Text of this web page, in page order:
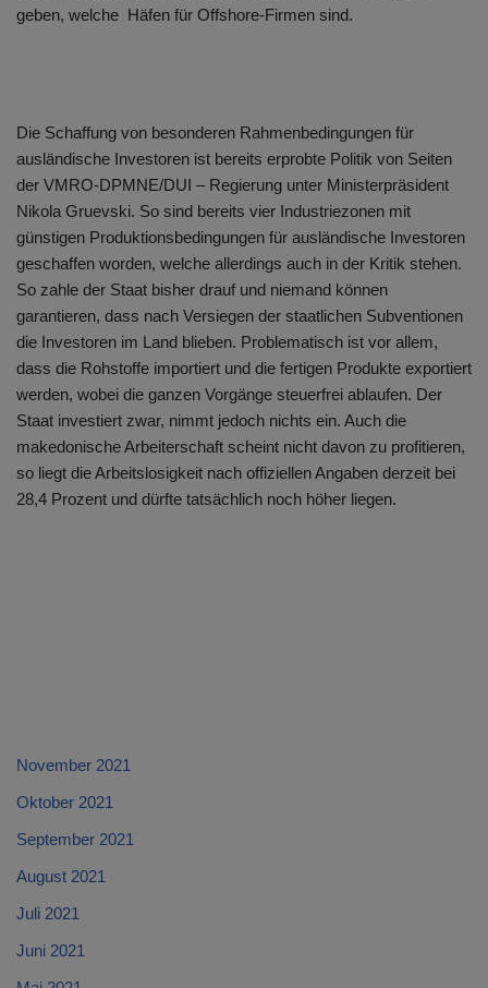
geben, welche Häfen für Offshore-Firmen sind.
Die Schaffung von besonderen Rahmenbedingungen für
ausländische Investoren ist bereits erprobte Politik von Seiten
der VMRO-DPMNE/DUI – Regierung unter Ministerpräsident
Nikola Gruevski. So sind bereits vier Industriezonen mit
günstigen Produktionsbedingungen für ausländische Investoren
geschaffen worden, welche allerdings auch in der Kritik stehen.
So zahle der Staat bisher drauf und niemand können
garantieren, dass nach Versiegen der staatlichen Subventionen
die Investoren im Land blieben. Problematisch ist vor allem,
dass die Rohstoffe importiert und die fertigen Produkte exportiert
werden, wobei die ganzen Vorgänge steuerfrei ablaufen. Der
Staat investiert zwar, nimmt jedoch nichts ein. Auch die
makedonische Arbeiterschaft scheint nicht davon zu profitieren,
so liegt die Arbeitslosigkeit nach offiziellen Angaben derzeit bei
28,4 Prozent und dürfte tatsächlich noch höher liegen.
November 2021
Oktober 2021
September 2021
August 2021
Juli 2021
Juni 2021